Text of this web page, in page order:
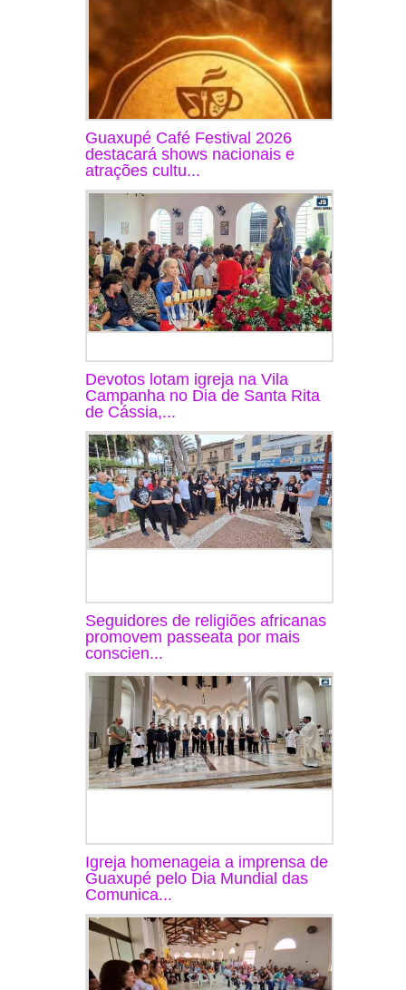
Guaxupé Café Festival 2026
destacará shows nacionais e
atrações cultu...
Devotos lotam igreja na Vila
Campanha no Dia de Santa Rita
de Cássia,...
Seguidores de religiões africanas
promovem passeata por mais
conscien...
Igreja homenageia a imprensa de
Guaxupé pelo Dia Mundial das
Comunica...